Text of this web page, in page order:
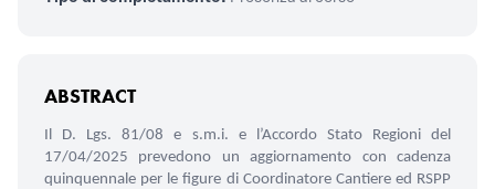
ABSTRACT
Il D. Lgs. 81/08 e s.m.i. e l’Accordo Stato Regioni del
17/04/2025 prevedono un aggiornamento con cadenza
quinquennale per le figure di Coordinatore Cantiere ed RSPP